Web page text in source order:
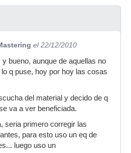
el 22/12/2010
bueno, aunque de aquellas no
q puse, hoy por hoy las cosas
del material y decido de q
va a ver beneficiada.
seria primero corregir las
para esto uso un eq de
luego uso un